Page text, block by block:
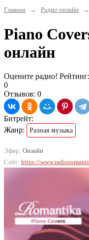
Главная
→ Радио онлайн →
Piano
онлайн
Оцените радио! Рейтинг:
0
Отзывов: 0
Битрейт:
Жанр:
Разная музыка
Эфир: Онлайн
Сайт: https://